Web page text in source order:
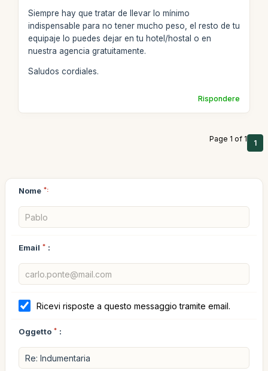
Siempre hay que tratar de llevar lo mínimo
indispensable para no tener mucho peso, el resto de tu
equipaje lo puedes dejar en tu hotel/hostal o en
nuestra agencia gratuitamente.
Saludos cordiales.
Rispondere
Page 1 of 1 1
Nome *:
Email * :
Ricevi risposte a questo messaggio tramite email.
Oggetto * :